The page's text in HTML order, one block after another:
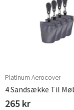
Platinum Aerocover
265 kr